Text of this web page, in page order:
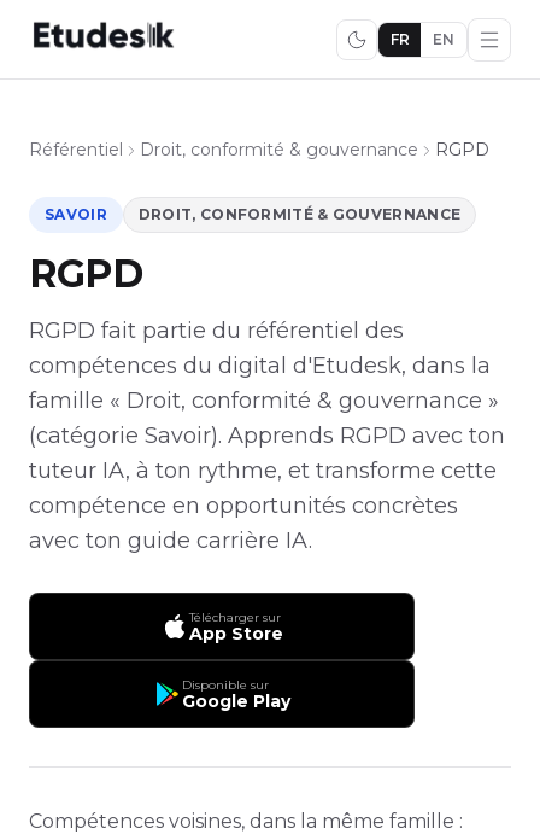
FR EN
Référentiel Droit, conformité & gouvernance RGPD
SAVOIR DROIT, CONFORMITÉ & GOUVERNANCE
RGPD
RGPD fait partie du référentiel des
compétences du digital d'Etudesk, dans la
famille « Droit, conformité & gouvernance »
(catégorie Savoir). Apprends RGPD avec ton
tuteur IA, à ton rythme, et transforme cette
compétence en opportunités concrètes
avec ton guide carrière IA.
Télécharger sur
App Store
Disponible sur
Google Play
Compétences voisines, dans la même famille :